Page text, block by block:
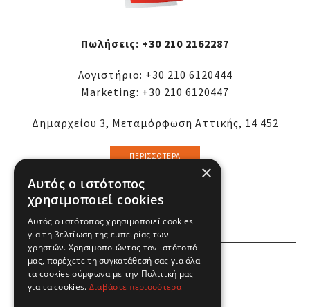
Πωλήσεις: +30 210 2162287
Λογιστήριο: +30 210 6120444
Marketing: +30 210 6120447
Δημαρχείου 3, Μεταμόρφωση Αττικής, 14 452
ΠΕΡΙΣΣΌΤΕΡΑ
ΕΜΕΙΣ
ΕΣΕΙΣ
×
Αυτός ο ιστότοπος
χρησιμοποιεί cookies
Αυτός ο ιστότοπος χρησιμοποιεί cookies
για τη βελτίωση της εμπειρίας των
χρηστών. Χρησιμοποιώντας τον ιστότοπό
μας, παρέχετε τη συγκατάθεσή σας για όλα
τα cookies σύμφωνα με την Πολιτική μας
για τα cookies. Διαβάστε περισσότερα